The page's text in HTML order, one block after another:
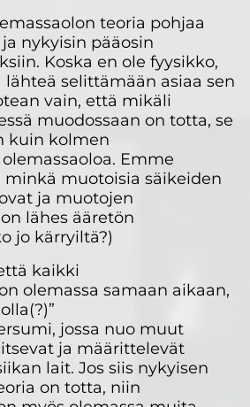
teoria pohjaa
nykyisin pääosin
Koska en ole fyysikko,
selittämään asiaa sen
vain, että mikäli
muodossaan on totta, se
kuin kolmen
Emme
muotoisia säikeiden
ja muotojen
lähes ääretön
jo kärryiltä?)
kaikki
olemassa samaan aikaan,
jossa nuo muut
ja määrittelevät
lait. Jos siis nykyisen
on totta, niin